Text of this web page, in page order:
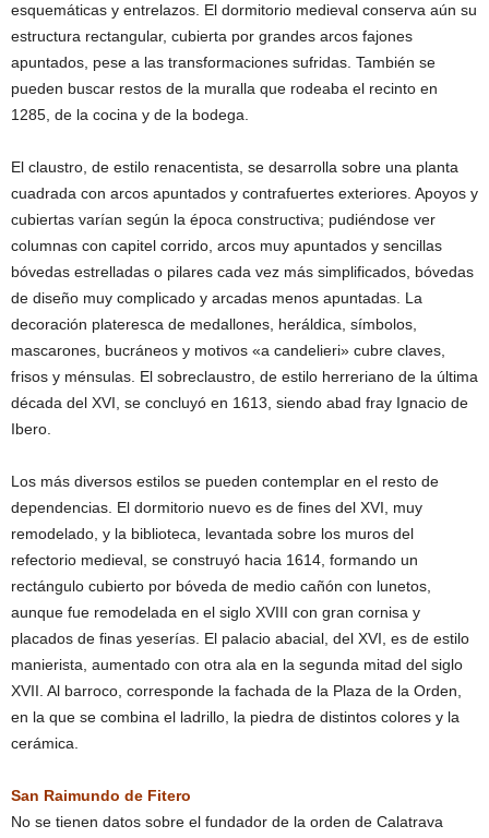
esquemáticas y entrelazos. El dormitorio medieval conserva aún su
estructura rectangular, cubierta por grandes arcos fajones
apuntados, pese a las transformaciones sufridas. También se
pueden buscar restos de la muralla que rodeaba el recinto en
1285, de la cocina y de la bodega.
El claustro, de estilo renacentista, se desarrolla sobre una planta
cuadrada con arcos apuntados y contrafuertes exteriores. Apoyos y
cubiertas varían según la época constructiva; pudiéndose ver
columnas con capitel corrido, arcos muy apuntados y sencillas
bóvedas estrelladas o pilares cada vez más simplificados, bóvedas
de diseño muy complicado y arcadas menos apuntadas. La
decoración plateresca de medallones, heráldica, símbolos,
mascarones, bucráneos y motivos «a candelieri» cubre claves,
frisos y ménsulas. El sobreclaustro, de estilo herreriano de la última
década del XVI, se concluyó en 1613, siendo abad fray Ignacio de
Ibero.
Los más diversos estilos se pueden contemplar en el resto de
dependencias. El dormitorio nuevo es de fines del XVI, muy
remodelado, y la biblioteca, levantada sobre los muros del
refectorio medieval, se construyó hacia 1614, formando un
rectángulo cubierto por bóveda de medio cañón con lunetos,
aunque fue remodelada en el siglo XVIII con gran cornisa y
placados de finas yeserías. El palacio abacial, del XVI, es de estilo
manierista, aumentado con otra ala en la segunda mitad del siglo
XVII. Al barroco, corresponde la fachada de la Plaza de la Orden,
en la que se combina el ladrillo, la piedra de distintos colores y la
cerámica.
San Raimundo de Fitero
No se tienen datos sobre el fundador de la orden de Calatrava